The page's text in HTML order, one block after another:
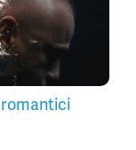
romantici